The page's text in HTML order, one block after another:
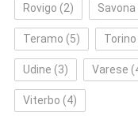
Rovigo (2) Savona
Teramo (5) Torino
Udine (3) Varese
Viterbo (4)